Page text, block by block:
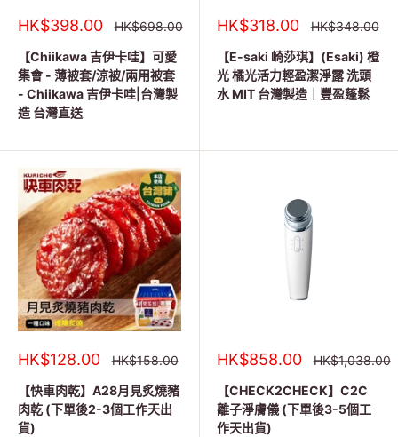
銷
價
格
HK$398.00
正
價
格
HK$698.00
【Chiikawa 吉伊卡哇】可愛
集會 - 薄被套/涼被/兩用被套
- Chiikawa 吉伊卡哇|台灣製
造 台灣直送
銷
價
格
HK$318.00
正
價
格
HK$348.00
【E-saki 崎莎琪】(Esaki) 橙
光 橘光活力輕盈潔淨露 洗頭
水 MIT 台灣製造｜豐盈蓬鬆
銷
價
格
HK$128.00
正
價
格
HK$158.00
【快車肉乾】A28月見炙燒豬
肉乾 (下單後2-3個工作天出
貨)
銷
價
格
HK$858.00
正
價
格
HK$1,038.00
【CHECK2CHECK】C2C
離子淨膚儀 (下單後3-5個工
作天出貨)